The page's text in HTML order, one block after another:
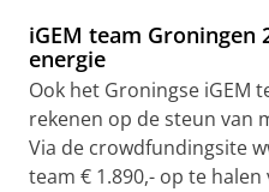
iGEM team Groningen
energie
Ook het Groningse iGEM
rekenen op de steun van
Via de crowdfundingsite
team € 1.890,- op te